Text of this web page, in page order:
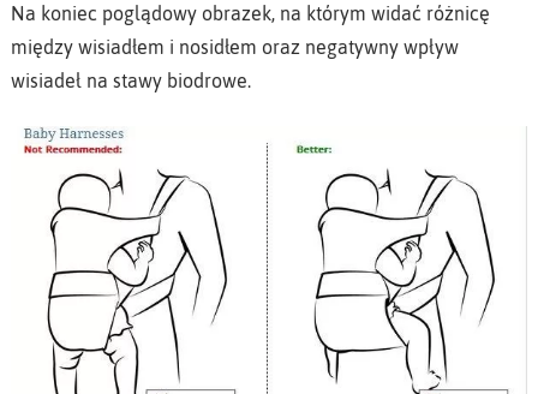
Na koniec poglądowy obrazek, na którym widać różnicę
między wisiadłem i nosidłem oraz negatywny wpływ
wisiadeł na stawy biodrowe.